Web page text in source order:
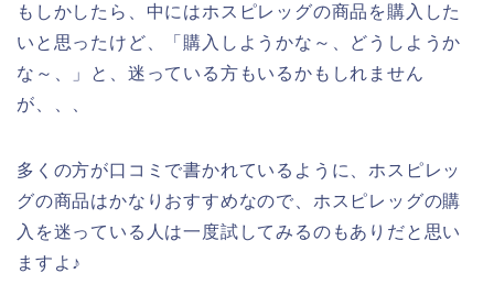
もしかしたら、中にはホスピレッグの商品を購入した
いと思ったけど、「購入しようかな～、どうしようか
な～、」と、迷っている方もいるかもしれません
が、、、
多くの方が口コミで書かれているように、ホスピレッ
グの商品はかなりおすすめなので、ホスピレッグの購
入を迷っている人は一度試してみるのもありだと思い
ますよ♪